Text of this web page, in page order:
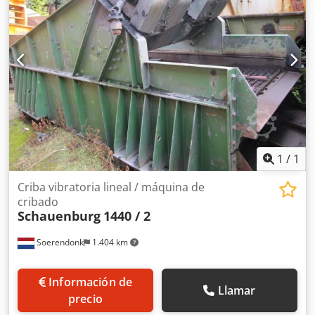
1 / 1
Soerendonk 1.404 km
Criba vibratoria lineal / máquina de
cribado
Schauenburg 1440 / 2
Información de
precio
Llamar